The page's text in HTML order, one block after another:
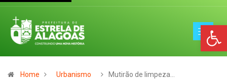
Home Urbanismo Mutirão de limpeza…